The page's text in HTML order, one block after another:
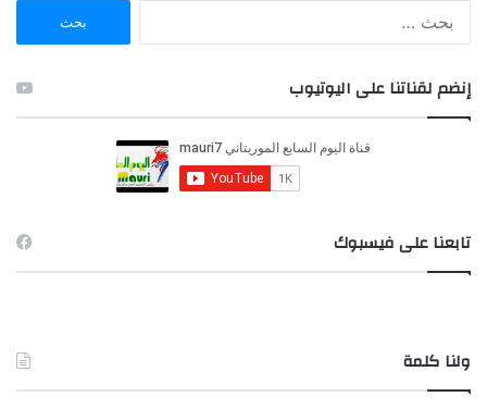
ن
:
إنضم لقناتنا على اليوتيوب
تابعنا على فيسبوك
ولنا كلمة